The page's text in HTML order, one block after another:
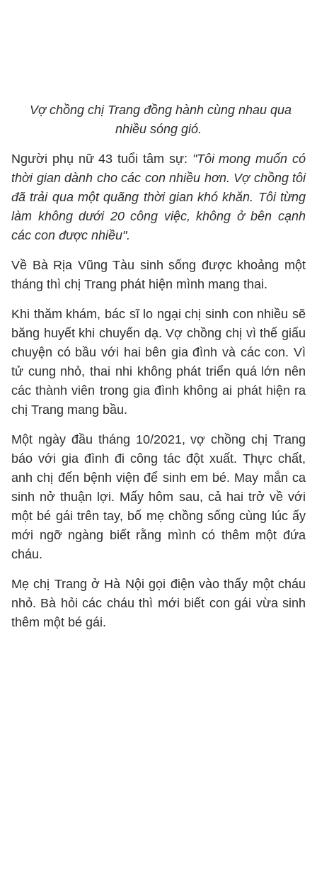
Vợ chồng chị Trang đồng hành cùng nhau qua
nhiều sóng gió.
Người phụ nữ 43 tuổi tâm sự: "Tôi mong muốn có
thời gian dành cho các con nhiều hơn. Vợ chồng tôi
đã trải qua một quãng thời gian khó khăn. Tôi từng
làm không dưới 20 công việc, không ở bên cạnh
các con được nhiều".
Về Bà Rịa Vũng Tàu sinh sống được khoảng một
tháng thì chị Trang phát hiện mình mang thai.
Khi thăm khám, bác sĩ lo ngại chị sinh con nhiều sẽ
băng huyết khi chuyển dạ. Vợ chồng chị vì thế giấu
chuyện có bầu với hai bên gia đình và các con. Vì
tử cung nhỏ, thai nhi không phát triển quá lớn nên
các thành viên trong gia đình không ai phát hiện ra
chị Trang mang bầu.
Một ngày đầu tháng 10/2021, vợ chồng chị Trang
báo với gia đình đi công tác đột xuất. Thực chất,
anh chị đến bệnh viện để sinh em bé. May mắn ca
sinh nở thuận lợi. Mấy hôm sau, cả hai trở về với
một bé gái trên tay, bố mẹ chồng sống cùng lúc ấy
mới ngỡ ngàng biết rằng mình có thêm một đứa
cháu.
Mẹ chị Trang ở Hà Nội gọi điện vào thấy một cháu
nhỏ. Bà hỏi các cháu thì mới biết con gái vừa sinh
thêm một bé gái.